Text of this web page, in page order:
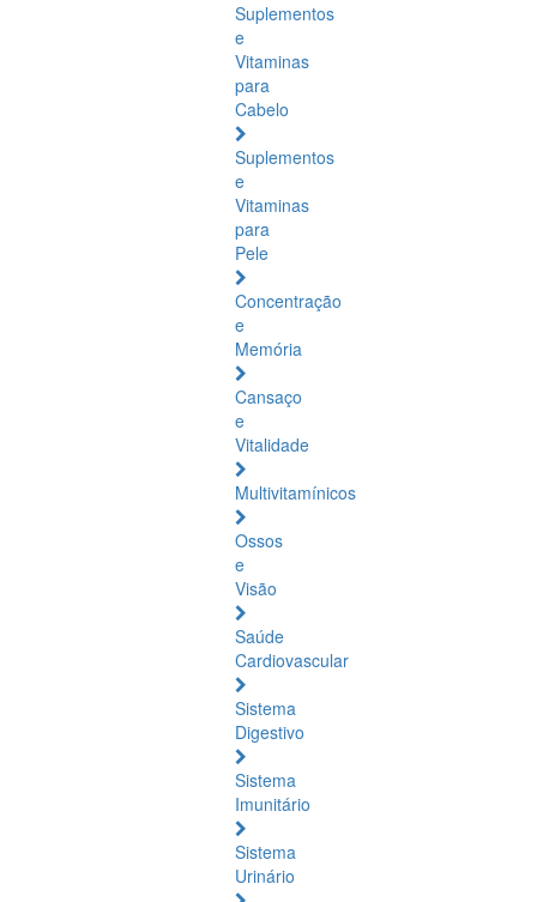
Suplementos
e
Vitaminas
para
Cabelo
Suplementos
e
Vitaminas
para
Pele
Concentração
e
Memória
Cansaço
e
Vitalidade
Multivitamínicos
Ossos
e
Visão
Saúde
Cardiovascular
Sistema
Digestivo
Sistema
Imunitário
Sistema
Urinário